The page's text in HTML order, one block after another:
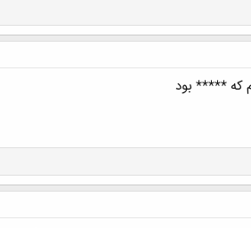
که ***** بود